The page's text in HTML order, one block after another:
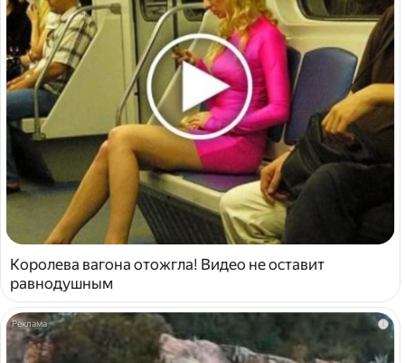
Королева вагона отожгла! Видео не оставит
равнодушным
i